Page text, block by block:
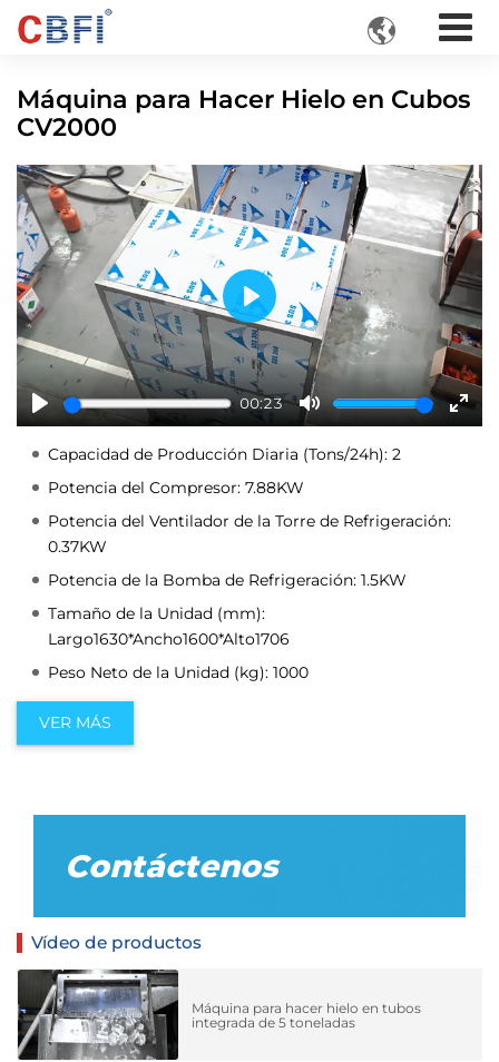

Máquina para Hacer Hielo en Cubos
CV2000
Play
00:23
Mute
Play
Capacidad de Producción Diaria (Tons/24h): 2
Potencia del Compresor: 7.88KW
Potencia del Ventilador de la Torre de Refrigeración:
0.37KW
Potencia de la Bomba de Refrigeración: 1.5KW
Tamaño de la Unidad (mm):
Largo1630*Ancho1600*Alto1706
Peso Neto de la Unidad (kg): 1000
VER MÁS
Contáctenos
Vídeo de productos
Máquina para hacer hielo en tubos
integrada de 5 toneladas